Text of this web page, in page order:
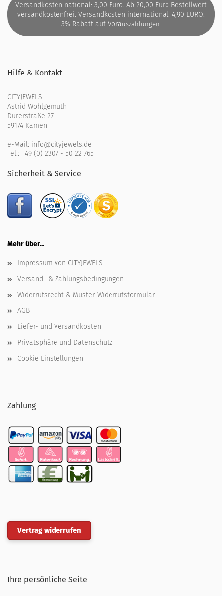
Versandkosten national: 3,00 Euro. Ab 20,00 Euro Bestellwert
versandkostenfrei. Versandkosten international: 4,90 EURO.
3% Rabatt auf Vorauszahlungen.
Hilfe & Kontakt
CITYJEWELS
Astrid Wohlgemuth
Dürerstraße 27
59174 Kamen
e-Mail: info@cityjewels.de
Tel.: +49 (0) 2307 - 50 22 765
Sicherheit & Service
Mehr über...
Impressum von CITYJEWELS
Versand- & Zahlungsbedingungen
Widerrufsrecht & Muster-Widerrufsformular
AGB
Liefer- und Versandkosten
Privatsphäre und Datenschutz
Cookie Einstellungen
Zahlung
Vertrag widerrufen
Ihre persönliche Seite